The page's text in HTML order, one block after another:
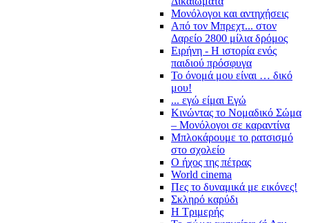
Μονόλογοι και αντηχήσεις
Από τον Μπρεχτ... στον
Δαρείο 2800 μίλια δρόμος
Ειρήνη - Η ιστορία ενός
παιδιού πρόσφυγα
Το όνομά μου είναι … δικό
μου!
... εγώ είμαι Εγώ
Κινώντας το Νομαδικό Σώμα
– Μονόλογοι σε καραντίνα
Μπλοκάρουμε το ρατσισμό
στο σχολείο
Ο ήχος της πέτρας
World cinema
Πες το δυναμικά με εικόνες!
Σκληρό καρύδι
Η Τριμερής